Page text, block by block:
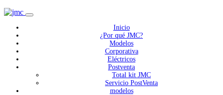
Inicio
¿Por qué JMC?
Modelos
Corporativa
Eléctricos
Postventa
Total kit JMC
Servicio PostVenta
modelos